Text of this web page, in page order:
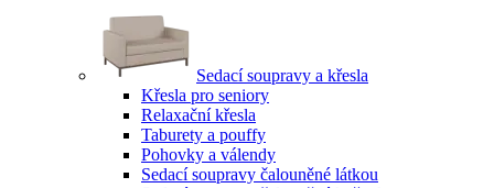
Sedací soupravy a křesla
Křesla pro seniory
Relaxační křesla
Taburety a pouffy
Pohovky a válendy
Sedací soupravy čalouněné látkou